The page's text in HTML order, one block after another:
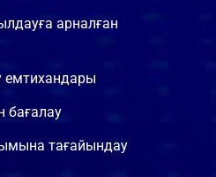
арналған
емтихандары
бағалау
тағайындау